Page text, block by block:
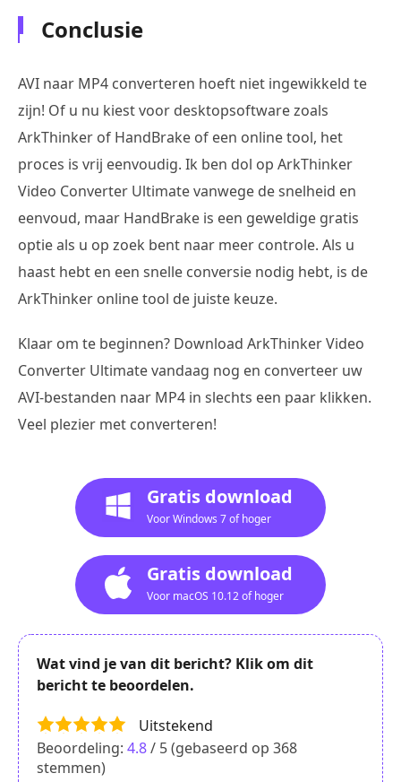
Conclusie
AVI naar MP4 converteren hoeft niet ingewikkeld te
zijn! Of u nu kiest voor desktopsoftware zoals
ArkThinker of HandBrake of een online tool, het
proces is vrij eenvoudig. Ik ben dol op ArkThinker
Video Converter Ultimate vanwege de snelheid en
eenvoud, maar HandBrake is een geweldige gratis
optie als u op zoek bent naar meer controle. Als u
haast hebt en een snelle conversie nodig hebt, is de
ArkThinker online tool de juiste keuze.
Klaar om te beginnen? Download ArkThinker Video
Converter Ultimate vandaag nog en converteer uw
AVI-bestanden naar MP4 in slechts een paar klikken.
Veel plezier met converteren!
Gratis download
Voor Windows 7 of hoger
Gratis download
Voor macOS 10.12 of hoger
Wat vind je van dit bericht? Klik om dit
bericht te beoordelen.
Uitstekend
Beoordeling: 4.8/ 5 (gebaseerd op 368
stemmen)